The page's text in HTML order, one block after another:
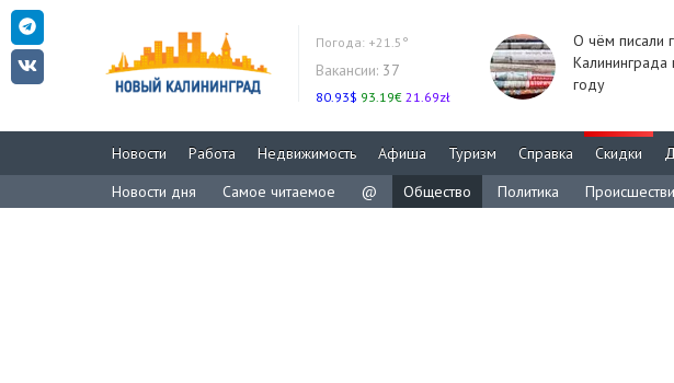
Погода: +21.5°
Вакансии: 37
80.93$ 93.19€ 21.69zł
О чём писали
Калининграда
году
Новости Работа Недвижимость Афиша Туризм Справка Скидки
Новости дня
Самое читаемое @ Общество Политика